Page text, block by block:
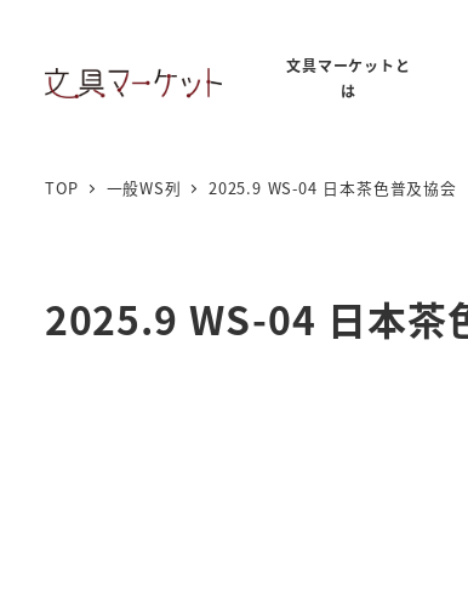
文具マーケットと
は
TOP 一般WS列 2025.9 WS-04 日本茶色普及協会
2025.9 WS-04 日本茶